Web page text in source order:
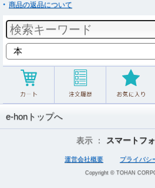
商品の返品について
e-honトップへ
表示 ： スマートフ
運営会社概要 プライバシ
Copyright © TOHAN